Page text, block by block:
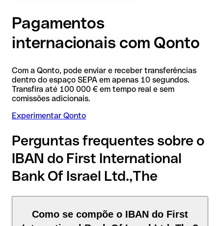
Pagamentos
internacionais com Qonto
Com a Qonto, pode enviar e receber transferências
dentro do espaço SEPA em apenas 10 segundos.
Transfira até 100 000 € em tempo real e sem
comissões adicionais.
Experimentar Qonto
Perguntas frequentes sobre o
IBAN do First International
Bank Of Israel Ltd.,The
Como se compõe o IBAN do First